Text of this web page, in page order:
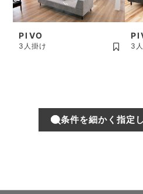
PIVO
3人掛け 3
条件を細かく指定